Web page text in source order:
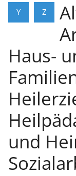
Y Z
Haus-
und